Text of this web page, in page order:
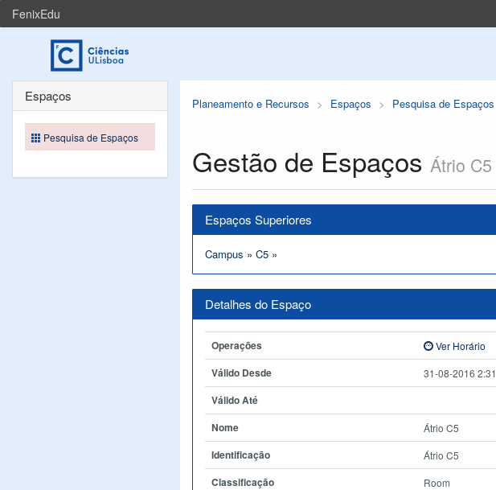
FenixEdu
Planeamento e Recursos Espaços Pesquisa de Espaços
Gestão de Espaços Átrio C5
Espaços Superiores
Campus » C5 »
Detalhes do Espaço
Operações Ver Horário
Válido Desde 31-08-2016 2:31
Válido Até
Nome
Átrio C5
Identificação Átrio C5
Classificação Room
Espaços
Pesquisa de Espaços